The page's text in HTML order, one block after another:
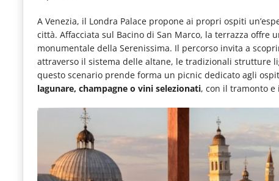
novità
del
comparto
Horeca.
A Venezia, il Londra Palace propone ai propri ospiti
città. Affacciata sul Bacino di San Marco, la terrazza offre
monumentale della Serenissima. Il percorso invita a
attraverso il sistema delle altane, le tradizionali strutture
questo scenario prende forma un picnic dedicato agli
lagunare, champagne o vini selezionati, con il tramonto e